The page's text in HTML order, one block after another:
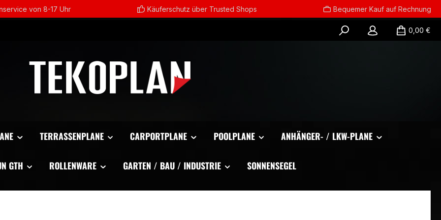
von 8-17 Uhr Käuferschutz über Trusted Shops Bequemer Kauf auf Rechnung
0,00 €
TERRASSENPLANE CARPORTPLANE POOLPLANE ANHÄNGER- / LKW-PLANE
GTH ROLLENWARE GARTEN / BAU / INDUSTRIE SONNENSEGEL